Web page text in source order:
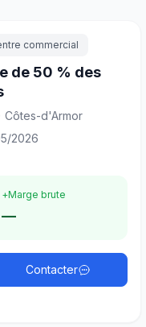
commercial
de 50 % des
Côtes-d'Armor
2026
+Marge brute
—
Contacter